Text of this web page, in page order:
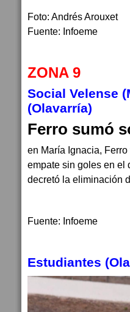
Foto: Andrés Arouxet
Fuente: Infoeme
ZONA 9
Social Velense
(Olavarría)
Ferro sumó
en María Ignacia,
empate sin goles en el
decretó la eliminación
Fuente: Infoeme
Estudiantes